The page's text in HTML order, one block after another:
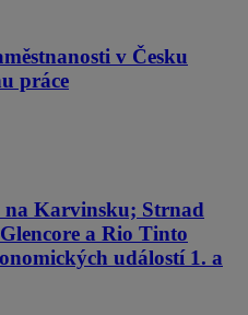
v Česku
práce
na Karvinsku; Strnad
a Rio Tinto
událostí 1. a